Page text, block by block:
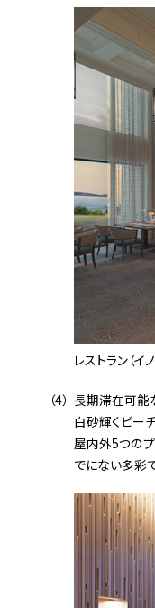
レストラン（イ
長期滞在可能
白砂輝くビー
屋内外5つの
でにない多彩